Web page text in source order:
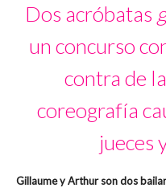
Dos acróbatas
un concurso
contra de
coreografía
jueces
Gillaume y Arthur son dos